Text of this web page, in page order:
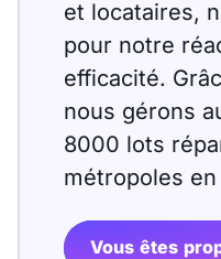
et locataires,
pour notre
efficacité.
nous gérons
8000 lots
métropoles en
Vous êtes